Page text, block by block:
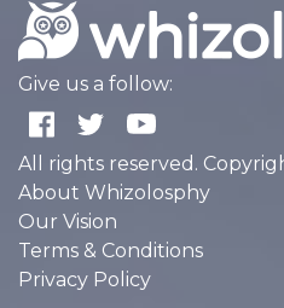
Give us a follow:
All rights reserved.
About Whizolosphy
Our Vision
Terms & Conditions
Privacy Policy